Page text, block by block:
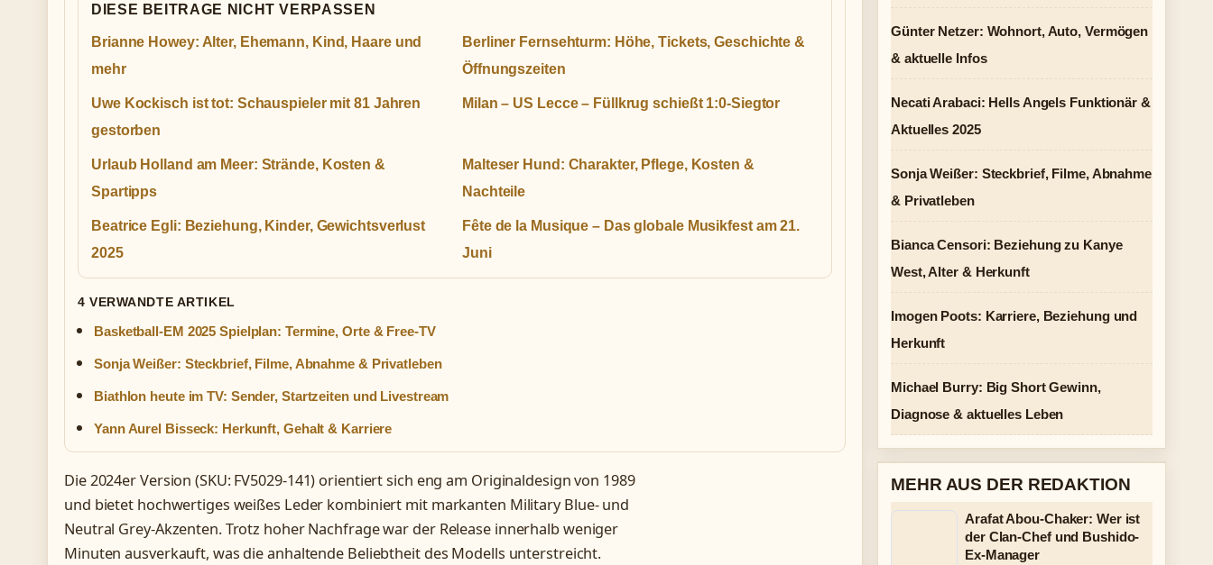
DIESE BEITRAGE NICHT VERPASSEN
Brianne Howey: Alter, Ehemann, Kind, Haare und
mehr
Berliner Fernsehturm: Höhe, Tickets, Geschichte &
Öffnungszeiten
Uwe Kockisch ist tot: Schauspieler mit 81 Jahren
gestorben
Milan – US Lecce – Füllkrug schießt 1:0-Siegtor
Urlaub Holland am Meer: Strände, Kosten &
Spartipps
Malteser Hund: Charakter, Pflege, Kosten &
Nachteile
Beatrice Egli: Beziehung, Kinder, Gewichtsverlust
2025
Fête de la Musique – Das globale Musikfest am 21.
Juni
4 VERWANDTE ARTIKEL
Basketball-EM 2025 Spielplan: Termine, Orte & Free-TV
Sonja Weißer: Steckbrief, Filme, Abnahme & Privatleben
Biathlon heute im TV: Sender, Startzeiten und Livestream
Yann Aurel Bisseck: Herkunft, Gehalt & Karriere
Die 2024er Version (SKU: FV5029-141) orientiert sich eng am Originaldesign von 1989
und bietet hochwertiges weißes Leder kombiniert mit markanten Military Blue- und
Neutral Grey-Akzenten. Trotz hoher Nachfrage war der Release innerhalb weniger
Minuten ausverkauft, was die anhaltende Beliebtheit des Modells unterstreicht.
Günter Netzer: Wohnort, Auto, Vermögen
& aktuelle Infos
Necati Arabaci: Hells Angels Funktionär &
Aktuelles 2025
Sonja Weißer: Steckbrief, Filme, Abnahme
& Privatleben
Bianca Censori: Beziehung zu Kanye
West, Alter & Herkunft
Imogen Poots: Karriere, Beziehung und
Herkunft
Michael Burry: Big Short Gewinn,
Diagnose & aktuelles Leben
MEHR AUS DER REDAKTION
Arafat Abou-Chaker: Wer ist
der Clan-Chef und Bushido-
Ex-Manager